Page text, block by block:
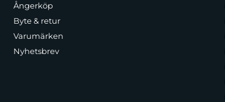
Ångerköp
Byte & retur
Varumärken
Nyhetsbrev